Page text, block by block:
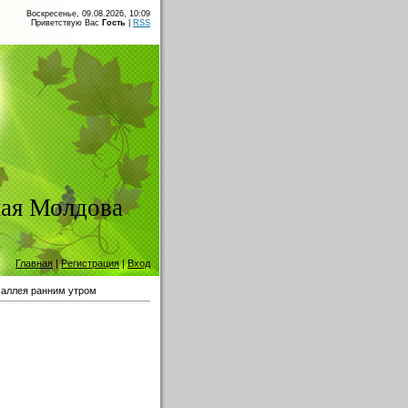
Воскресенье, 09.08.2026, 10:09
Приветствую Вас Гость RSS
Молдова
Главная |Регистрация|Вход
ранним утром